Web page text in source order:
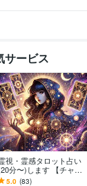
サービス
視・霊感タロット占い
分〜)します 【チャッ
】霊感・霊視タロット2
5.0 (83)